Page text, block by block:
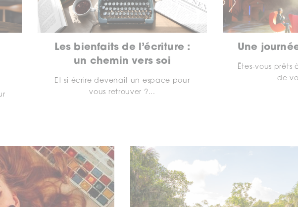
Les bienfaits de l’écriture :
un chemin vers soi
Et si écrire devenait un espace pour
vous retrouver ?...
Une
Êtes-vous prêts
de